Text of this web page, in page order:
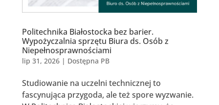
Politechnika Białostocka bez barier.
Wypożyczalnia sprzętu Biura ds. Osób z
Niepełnosprawnościami
lip 31, 2026| Dostępna PB
Studiowanie na uczelni technicznej to
fascynująca przygoda, ale też spore wyzwanie.